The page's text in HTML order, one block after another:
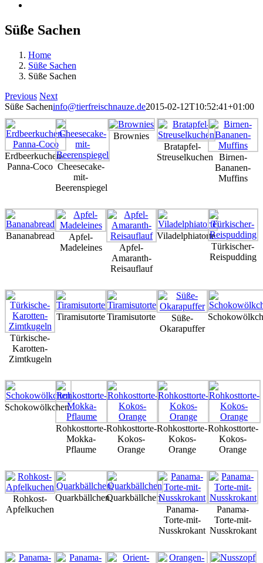
Süße Sachen
Home
Süße Sachen
Süße Sachen
Previous Next
Süße Sacheninfo@tierfreischnauze.de2015-02-12T10:52:41+01:00
Erdbeerkuchen-
Panna-Coco Cheesecake-
mit-
Beerenspiegel
Brownies
Bratapfel-
Streuselkuchen
Birnen-
Bananen-
Muffins
Bananabread
Apfel-
Madeleines
Apfel-
Amaranth-
Reisauflauf
Viladelphiatorte
Türkischer-
Reispudding
Türkische-
Karotten-
Zimtkugeln
Tiramisutorte Tiramisutorte
Süße-
Okarapuffer
Schokowölkchen
Rohkosttorte-
Mokka-
Pflaume
Rohkosttorte-
Kokos-
Orange
Rohkosttorte-
Kokos-
Orange
Rohkosttorte-
Kokos-
Orange
Rohkost-
Apfelkuchen
QuarkbällchenQuarkbällchen
Panama-
Torte-mit-
Nusskrokant
Panama-
Torte-mit-
Nusskrokant